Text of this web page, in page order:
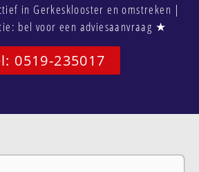
in Gerkesklooster en omstreken |
bel voor een adviesaanvraag ★
0519-235017